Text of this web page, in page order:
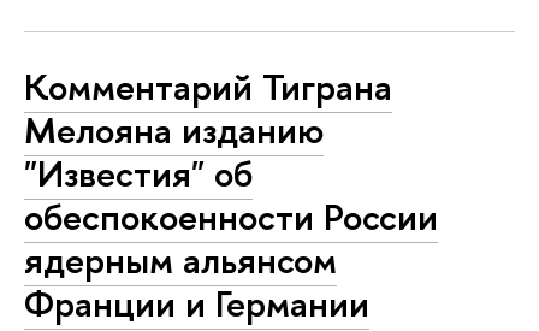
Комментарий Тиграна
Мелояна изданию
"Известия" об
обеспокоенности России
ядерным альянсом
Франции и Германии